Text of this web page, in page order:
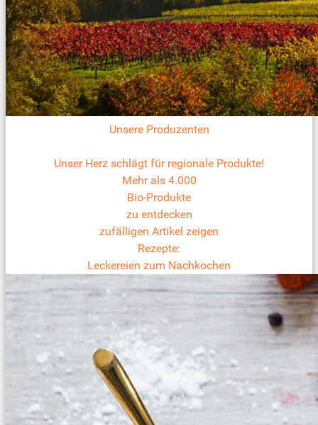
Unsere Produzenten
Unser Herz schlägt für regionale Produkte!
Mehr als 4.000
Bio-Produkte
zu entdecken
zufälligen Artikel zeigen
Rezepte:
Leckereien zum Nachkochen